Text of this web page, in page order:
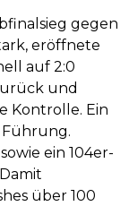
gegen
eröffnete
auf 2:0
und
Kontrolle. Ein
Führung.
ein 104er-
über 100